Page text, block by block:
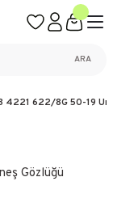
ARA
4221 622/8G 50-19
Gözlüğü